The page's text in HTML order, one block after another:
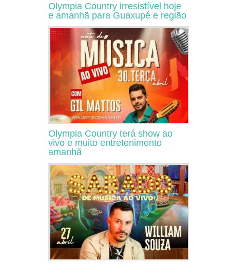
Olympia Country irresistível hoje
e amanhã para Guaxupé e região
Olympia Country terá show ao
vivo e muito entretenimento
amanhã